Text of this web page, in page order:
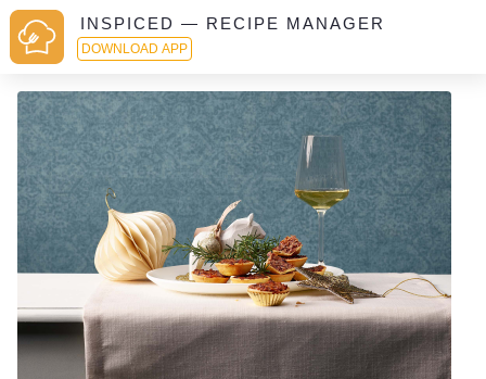
INSPICED — RECIPE MANAGER
DOWNLOAD APP